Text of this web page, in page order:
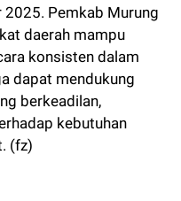
Pemkab Murung
daerah mampu
konsisten dalam
dapat mendukung
berkeadilan,
kebutuhan
(fz)